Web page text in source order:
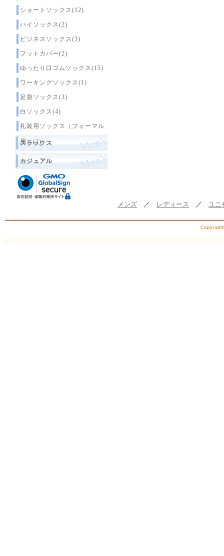
ショートソックス(12)
ハイソックス(2)
ビジネスソックス(3)
フットカバー(2)
ゆったり口ゴムソックス(15)
ワーキングソックス(1)
足袋ソックス(3)
白ソックス(4)
礼装用ソックス（フォーマル
用）(1)
スラックス
カジュアル
メンズ ／ レディース ／ ユニ